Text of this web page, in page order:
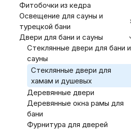
Фитобочки из кедра
Освещение для сауны и
турецкой бани
Двери для бани и сауны
Стеклянные двери для бани и
сауны
Стеклянные двери для
хамам и душевых
Деревянные двери
Деревянные окна рамы для
бани
Фурнитура для дверей